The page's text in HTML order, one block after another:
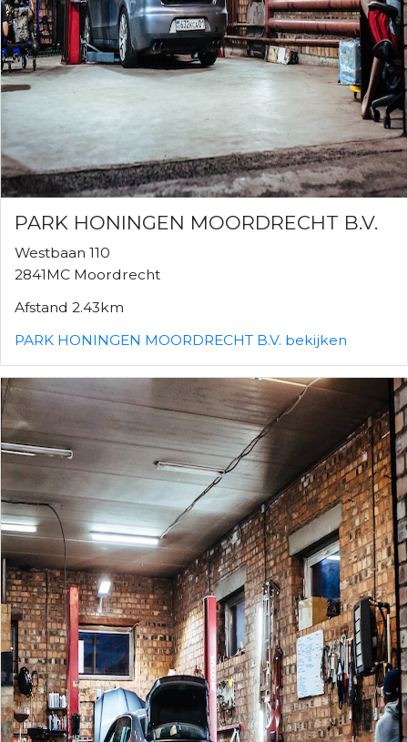
PARK HONINGEN MOORDRECHT B.V.
Westbaan 110
2841MC Moordrecht
Afstand 2.43km
PARK HONINGEN MOORDRECHT B.V. bekijken